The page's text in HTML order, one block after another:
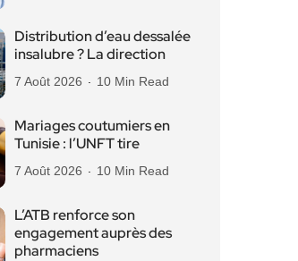
Distribution d’eau dessalée
insalubre ? La direction
7 Août 2026 10 Min Read
Mariages coutumiers en
Tunisie : l’UNFT tire
7 Août 2026 10 Min Read
L’ATB renforce son
engagement auprès des
pharmaciens